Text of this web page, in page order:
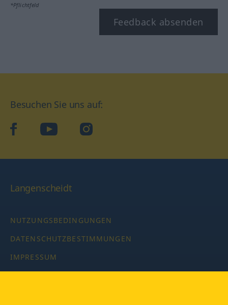
*Pflichtfeld
Feedback absenden
Besuchen Sie uns auf:
facebookYouTube Instagram
Langenscheidt
NUTZUNGSBEDINGUNGEN
DATENSCHUTZBESTIMMUNGEN
IMPRESSUM